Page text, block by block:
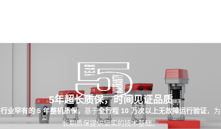
5年超长质保，时间见证品质
行业罕有的 5 年整机质保， 基于全行程 10 万次以上无故障运行验证，为
长期质保提供坚实的技术基础。